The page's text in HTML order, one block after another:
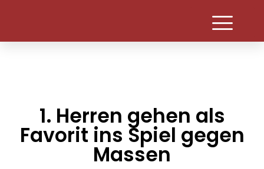
1. Herren gehen als
Favorit ins Spiel gegen
Massen